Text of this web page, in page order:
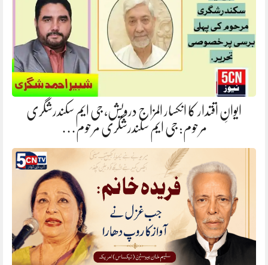
ایوانِ اقتدار کا انکسار المزاج درویش، جی ایم سکندرشگری
مرحوم: جی ایم سکندرشگری مرحوم…